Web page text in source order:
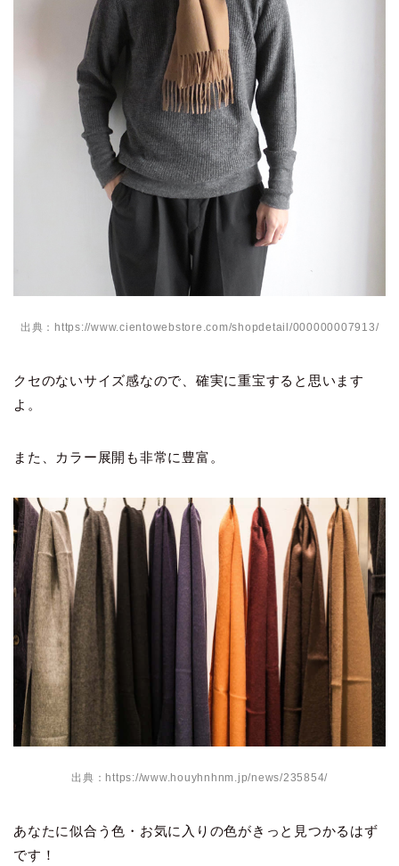
出典：https://www.cientowebstore.com/shopdetail/000000007913/
クセのないサイズ感なので、確実に重宝すると思います
よ。
また、カラー展開も非常に豊富。
出典：https://www.houyhnhnm.jp/news/235854/
あなたに似合う色・お気に入りの色がきっと見つかるはず
です！